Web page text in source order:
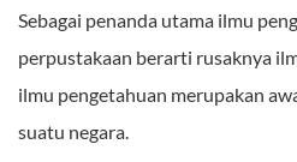
Sebagai penanda utama ilmu
perpustakaan berarti rusaknya
ilmu pengetahuan merupakan
suatu negara.